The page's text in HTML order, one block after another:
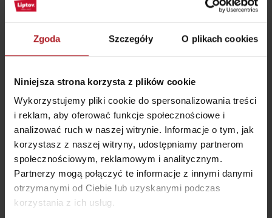
Zgoda Szczegóły O plikach cookies
Niniejsza strona korzysta z plików cookie
Wykorzystujemy pliki cookie do spersonalizowania treści
i reklam, aby oferować funkcje społecznościowe i
analizować ruch w naszej witrynie. Informacje o tym, jak
korzystasz z naszej witryny, udostępniamy partnerom
społecznościowym, reklamowym i analitycznym.
Partnerzy mogą połączyć te informacje z innymi danymi
otrzymanymi od Ciebie lub uzyskanymi podczas
korzystania z ich usług.
Liptovský Mikuláš
Liptovský Mikuláš
Fontána Metamorfózy
Liptovský Mikuláš
Locus club